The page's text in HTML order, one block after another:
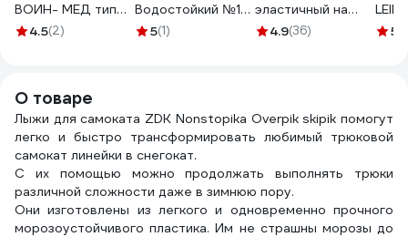
ВОИН- МЕД тип
турникет GR-
4.5(2)
Водостойкий №10
в картонной
5(1)
эластичный на
тканевой основе
4.9(36) 5
О товаре
Лыжи для самоката ZDK Nonstopika Overpik skipik помогут
легко и быстро трансформировать любимый трюковой
самокат линейки в снегокат.
С их помощью можно продолжать выполнять трюки
различной сложности даже в зимнюю пору.
Они изготовлены из легкого и одновременно прочного
морозоустойчивого пластика. Им не страшны морозы до